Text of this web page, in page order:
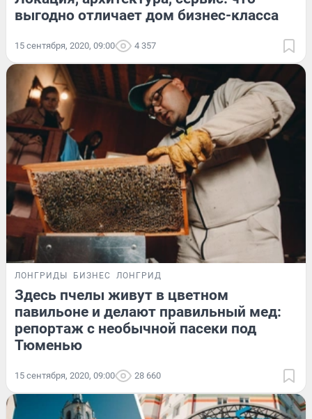
выгодно отличает дом бизнес-класса
15 сентября, 2020, 09:00 4 357
ЛОНГРИДЫ БИЗНЕС ЛОНГРИД
Здесь пчелы живут в цветном
павильоне и делают правильный мед:
репортаж с необычной пасеки под
Тюменью
15 сентября, 2020, 09:00 28 660